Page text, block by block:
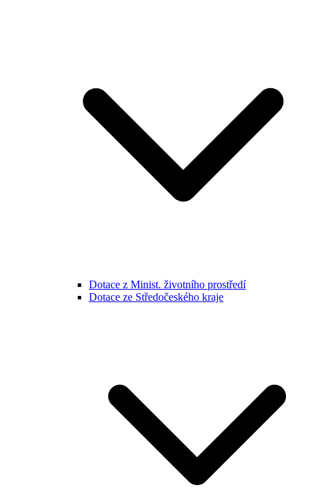
Dotace z Minist. životního prostředí
Dotace ze Středočeského kraje